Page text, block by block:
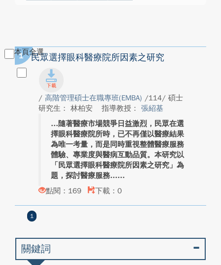
本頁全選
1 民眾選擇眼科醫療院所因素之研究
/ 高階管理碩士在職專班(EMBA) /114/ 碩士
研究生： 林柏安
指導教授： 張紹基
隨著醫療市場競爭日益激烈，民眾在選
擇眼科醫療院所時，已不再僅以醫療結果
為唯一考量，而是同時重視整體醫療服務
體驗、專業度與醫病互動品質。本研究以
「民眾選擇眼科醫療院所因素之研究」為
題，探討醫療服務...
點閱：169
下載：0
1
關鍵詞